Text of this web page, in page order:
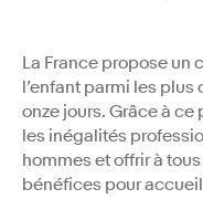
La France propose un
l’enfant parmi les
onze jours. Grâce à
les inégalités
hommes et offrir à
bénéfices pour